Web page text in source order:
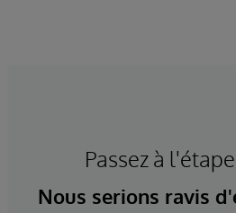
Passez à
Nous serions ravis